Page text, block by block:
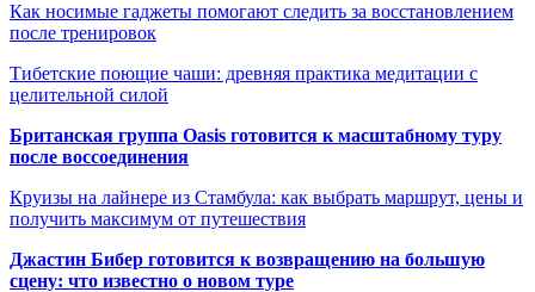
Как носимые гаджеты помогают следить за восстановлением
после тренировок
Тибетские поющие чаши: древняя практика медитации с
целительной силой
Британская группа Oasis готовится к масштабному туру
после воссоединения
Круизы на лайнере из Стамбула: как выбрать маршрут, цены и
получить максимум от путешествия
Джастин Бибер готовится к возвращению на большую
сцену: что известно о новом туре